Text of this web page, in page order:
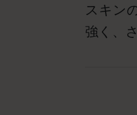
スキン
強く、